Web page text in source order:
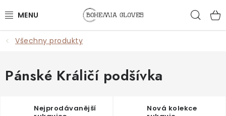
na
ŽENY
MUŽI
Všechny produkty
Pánské Králičí podšívka
Nejprodávanější
Nová kolekce